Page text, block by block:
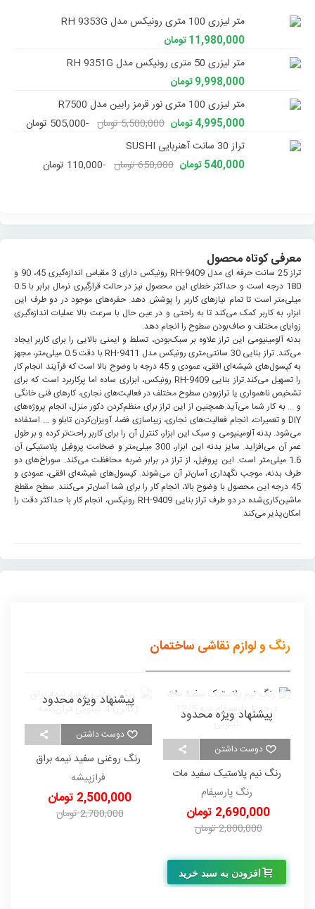
متر لیزری 100 متری رونیکس مدل RH 9353G
11,980,000 تومان
متر لیزری 50 متری رونیکس مدل RH 9351G
9,998,000 تومان
متر لیزری 100 متری نور قرمز رابین مدل R7500
4,995,000 تومان
5,500,000 تومان
-505,000 تومان
تراز 30 سانت آهنربایی SUSHI
540,000 تومان
650,000 تومان -110,000 تومان
معرفی کوتاه محصول
تراز 25 سانت حرفه ای مدل RH-9409 رونیکس دارای 3 مقیاس اندازه‌‌گیری 45، 90 و
180 درجه است و حداکثر خطای این محصول نیز در حالت قرارگیری نرمال برابر با 0.5
میلی‌متر است تا تمام نیازهای کاربر را پوشش دهد. حفره‌‌های موجود در دو طرف این
ابزار، به کاربر کمک می‌کند تا به راحتی و در عین حال با سرعت بالا عملیات اندازه‌گیری
زوایای مختلف و صاف‌بودن سطوح را انجام دهد.
بدنه آلومینیومی این تراز علاوه بر سبک‌بودن، تسلط و ایمنی بالایی را برای کاربر ایجاد
می‌‌کند. تراز بنایی 30 سانتی‌متری رونیکس مدل RH-9411 با دقت 0.5 میلی‌متر، مجهز
به کپسول‌های شیشه‌‌ای افقی، عمودی و 45 درجه با وضوح بالا است که فرآیند انجام کار
را تسهیل می‌‌کند.تراز بنایی RH-9409 رونیکس، ابزاری ساده اما پرکاربرد است که برای
تشخیص ناهمواری یا ترازبودن سطوح مختلف در فعالیت‌های نجاری، کارهای فنی خانگی
و ... به کار شما می‌آید.همچنین از این تراز برای منظم‌کردن دکور منزل، انجام پروژه‌های
DIY و تعمیرات، انجام فعالیت‌های نجاری، زیباسازی فضا، آویزان‌کردن تابلو و ... استفاده
می‌شود. بدنه آلومینیومی و سبک این ابزار، کنترل آن را برای کاربر راحت‌تر کرده و بر طول
عمر آن می‌افزاید. سایز بدنه این ابزار، 300 میلی‌متر و ضخامت پروفیل پلاستیکی آن
1.6 میلی‌متر است. این پروفیل، از تراز در برابر ضربه محافظت می‌کند. سوراخ‌های دو
طرف بدنه، موجب نگهداری آسان‌تر آن می‌شوند. کپسول‌های شیشه‌ای افقی، عمودی و
45 درجه این محصول با وضوح بالا، انجام کار را برای شما آسان‌تر می‌کنند. سطح مقطع
ماشین‌کاری‌شده در دو طرف تراز بنایی RH-9409 رونیکس، انجام کار با حداکثر دقت را
امکان‌پذیر می‌کند.
رنگ و لوازم نقاشی ساختمان
دوست داشتن
پیشنهاد ویژه محدود
رنگ نیم پلاستیک سفید مات
کیلویی
رنگ پارسیفام
2,690,000 تومان
2,800,000 تومان
افزودن به سبد خرید
دوست داشتن
پیشنهاد ویژه محدود
رنگ روغنی سفید نیمه براق
فرازپیشه
2,500,000 تومان
2,700,000 تومان